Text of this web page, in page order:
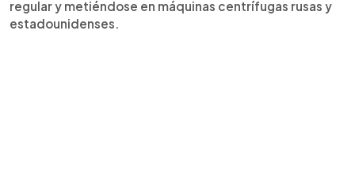
regular y metiéndose en máquinas centrífugas rusas y
estadounidenses.